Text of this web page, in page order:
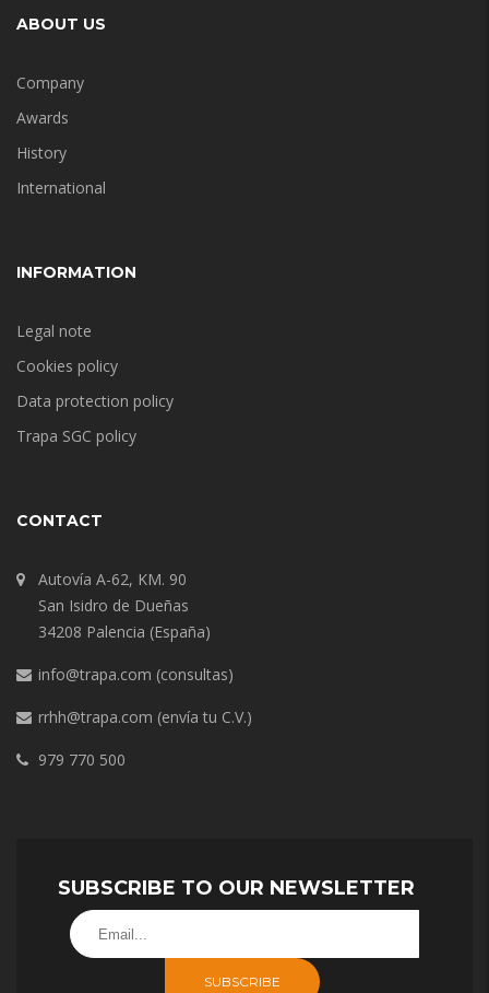
ABOUT US
Company
Awards
History
International
INFORMATION
Legal note
Cookies policy
Data protection policy
Trapa SGC policy
CONTACT
Autovía A-62, KM. 90
San Isidro de Dueñas
34208 Palencia (España)
info@trapa.com (consultas)
rrhh@trapa.com (envía tu C.V.)
979 770 500
SUBSCRIBE TO OUR NEWSLETTER
SUBSCRIBE